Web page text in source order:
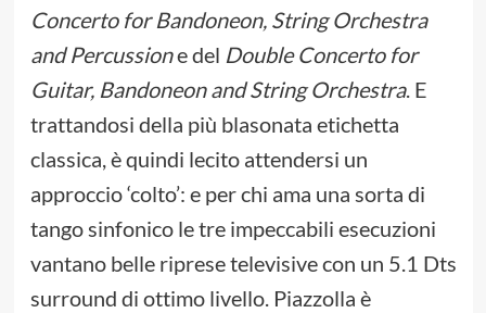
Concerto for Bandoneon, String Orchestra
and Percussione del Double Concerto for
Guitar, Bandoneon and String Orchestra. E
trattandosi della più blasonata etichetta
classica, è quindi lecito attendersi un
approccio ‘colto’: e per chi ama una sorta di
tango sinfonico le tre impeccabili esecuzioni
vantano belle riprese televisive con un 5.1 Dts
surround di ottimo livello. Piazzolla è